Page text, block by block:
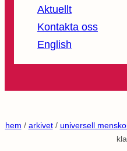
Aktuellt
Kontakta oss
English
hem / arkivet/ universell